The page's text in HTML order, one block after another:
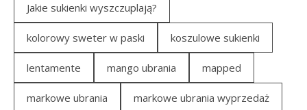
Jakie sukienki wyszczuplają?
kolorowy sweter w paski koszulowe sukienki
lentamente mango ubrania mapped
markowe ubrania markowe ubrania wyprzedaż